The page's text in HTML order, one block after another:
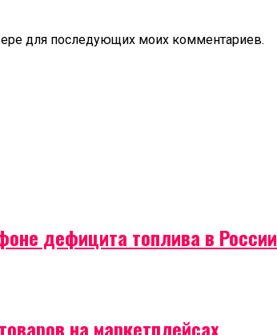
для последующих моих комментариев.
дефицита топлива в России
на маркетплейсах